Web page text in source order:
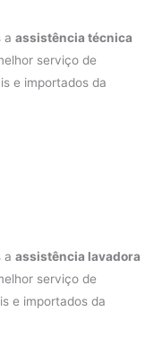
aassistência técnica
serviço de
e importados da
aassistência lavadora
serviço de
e importados da